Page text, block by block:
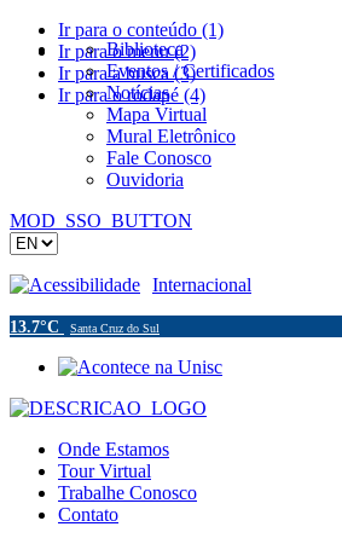
Ir para o conteúdo (1)
Ir para o menu (2)
Ir para a busca (3)
Ir para o rodapé (4)
Biblioteca
Eventos / Certificados
Notícias
Mapa Virtual
Mural Eletrônico
Fale Conosco
Ouvidoria
MOD_SSO_BUTTON
Acessibilidade Internacional
13.7°C Santa Cruz do Sul
Onde Estamos
Tour Virtual
Trabalhe Conosco
Contato